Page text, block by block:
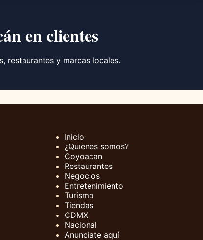
en clientes
restaurantes y marcas locales.
Inicio
¿Quienes somos?
Coyoacan
Restaurantes
Negocios
Entretenimiento
Turismo
Tiendas
CDMX
Nacional
Anunciate aquí